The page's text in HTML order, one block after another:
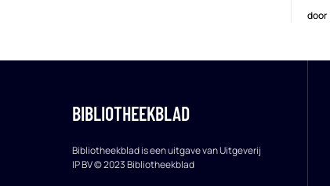
door
BIBLIOTHEEKBLAD
Bibliotheekblad is een uitgave van Uitgeverij
IP BV © 2023 Bibliotheekblad